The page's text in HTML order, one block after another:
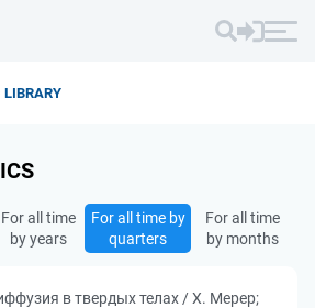
LIBRARY
For all time
by years
For all time by
quarters
For all time
by months
в твердых телах / Х. Мерер;